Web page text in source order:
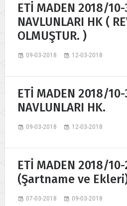
ETİ MADEN 2018/10-
NAVLUNLARI HK (
OLMUŞTUR. )
09-03-2018 12-03-2018
ETİ MADEN 2018/10-
NAVLUNLARI HK.
09-03-2018 12-03-2018
ETİ MADEN 2018/
(Şartname ve
07-03-2018 09-03-2018